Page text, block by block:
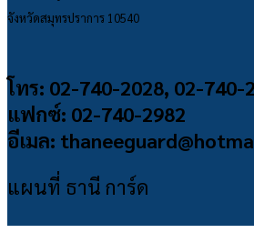
จังหวัดสมุทรปราการ 10540
โทร: 02-740-2028, 02-740-
แฟกซ์: 02-740-2982
อีเมล:
แผนที่ ธานี การ์ด